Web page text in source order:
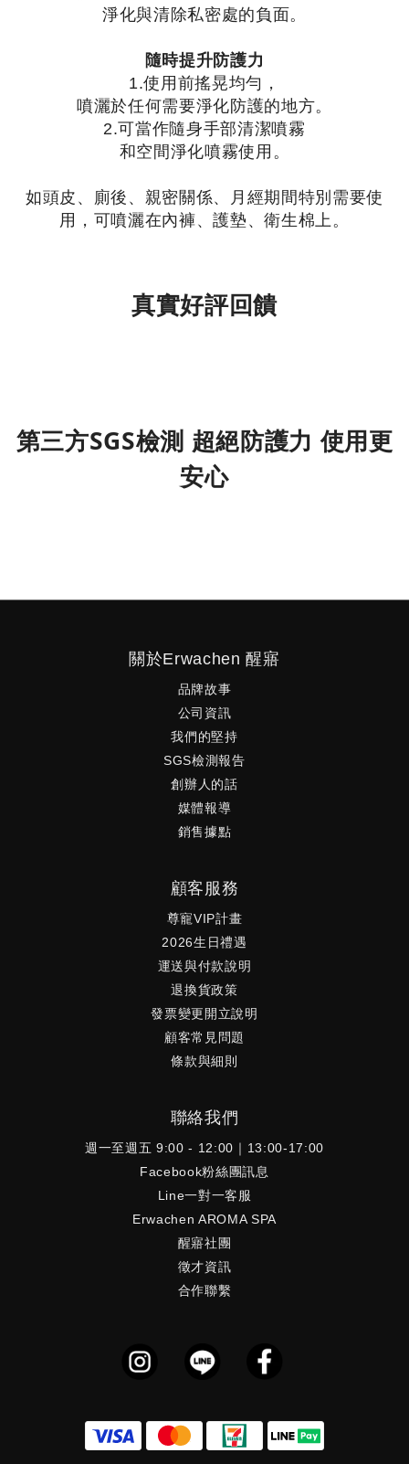
淨化與清除私密處的負面。
隨時提升防護力
1.使用前搖晃均勻，
噴灑於任何需要淨化防護的地方。
2.可當作隨身手部清潔噴霧
和空間淨化噴霧使用。
如頭皮、廁後、親密關係、月經期間特別需要使
用，可噴灑在內褲、護墊、衛生棉上。
真實好評回饋
第三方SGS檢測 超絕防護力 使用更
安心
關於Erwachen 醒寤
品牌故事
公司資訊
我們的堅持
SGS檢測報告
創辦人的話
媒體報導
銷售據點
顧客服務
尊寵VIP計畫
2026生日禮遇
運送與付款說明
退換貨政策
發票變更開立說明
顧客常見問題
條款與細則
聯絡我們
週一至週五 9:00 - 12:00｜13:00-17:00
Facebook粉絲團訊息
Line一對一客服
Erwachen AROMA SPA
醒寤社團
徵才資訊
合作聯繫